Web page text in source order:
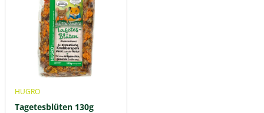
HUGRO
Tagetesblüten 130g